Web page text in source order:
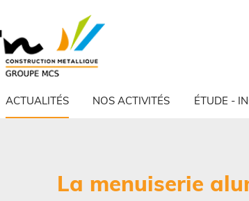
ACTUALITÉS NOS ACTIVITÉS ÉTUDE -
La menuiserie